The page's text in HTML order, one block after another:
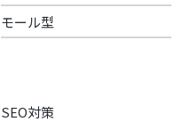
モール型
SEO対策